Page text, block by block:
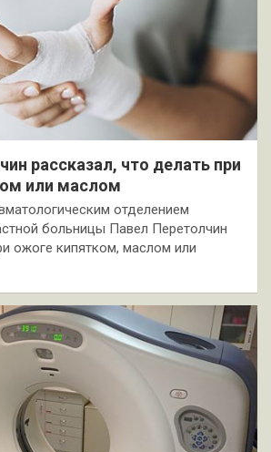
рассказал, что делать при
или маслом
отделением
больницы Павел Перетолчин
ожоге кипятком, маслом или